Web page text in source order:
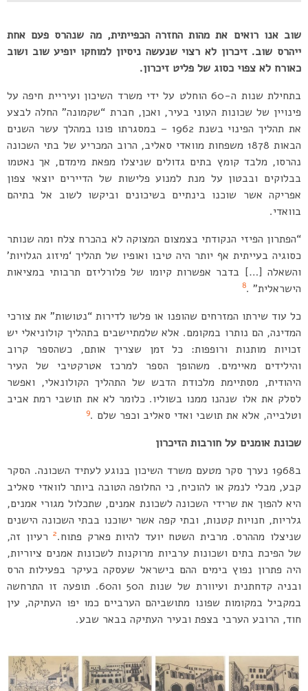
שוב אנו רואים את מהות החזרה הכפייתית, מה שנהרס פעם אחת
ייהרס שוב. זיכרון לא רצוי שנעשה ניסיון למוחקו יופיע שוב ושוב
כאורח לא צפוי כסוג של פליט זיכרון.
בתחילת שנות ה-60 הוחלט על ידי משרד השיכון ועיריית חיפה על
פינויין של שכונות העוני בעיר, ואכן, חברת “שקמונה” החלה לבצע
את תהליך הפינוי בשנת 1962 – במסגרתו פונו במהלך עשר השנים
הבאות 1878 משפחות מוואדי סאליב, הרוב המכריע של בתי השכונה
נהרסו, מלבד קומץ בתים גדולים שניצלו מפאת מימדם, אך נאטמו
בבלוקים ובבטון על מנת למנוע פלישות של הדיירים יוצאי צפון
אפריקה אשר שוכנו בינתיים בשיכונים וביקשו לשוב אל בתיהם
בוואדי.
“הפתרון הפיזי הנקודתי בצמצום המצוקה לא בהכרח צלח ומה שנותר
כסוגיה בעייתית אף יותר היה טיבו ואופיו של תהליך ‘מיזוג הגלויות’
והשאלה […] בדבר אפשרות קיומו של פלורליזם תרבותי במציאות
הישראלית” .8
כל עוד שירתו המזרחים שהופנו או פלשו לדירות “נטושות” את צורכי
המדינה, הם נותרו במקומם. אלא שלמתיישבים בתהליך קולוניאלי יש
זכויות מותנות ורופפות: כל זמן שצריך אותם, כשהספר קרוב
והילידים מאיימים. משהופך הספר למרכז אטרקטיבי של העיר
היהודית, מסתיימת מלכודת הדבש של התהליך הקולונאלי, ואפשר
לסלק את אלו שנהנו ממנו בשוליו. כלומר לא את תושבי רמת אביב
וטלבייה, אלא את תושבי ואדי סאליב וכפר שלם .9
שכונת אומנים על חורבות הזיכרון
ב1968 נערך סקר מטעם משרד השיכון בנוגע לעתיד השכונה. הסקר
קבע, מבלי לנמק או להוכיח, כי החלופה הטובה ביותר לוואדי סאליב
היא להפוך את שרידי השכונה לשכונת אמנים, שתכלול מגורי אמנים,
גלריות, חנויות קטנות, ובתי קפה אשר ישוכנו בבתי השכונה הישנים
שניצלו מההרס. מרבית השטח יועד להיות פארק פתוח.2רעיון זה,
של הפיכת בתים ושכונות ערביות מרוקנות לשכונות אמנים ציוריות,
היה פתרון נפוץ בימים ההם בישראל שעסקה בעיקר בפעילות הרס
ובניה קדחתנית ועיוורת של שנות ה50 וה60. תופעה זו התרחשה
במקביל במקומות שפונו מתושביהם הערביים כמו יפו העתיקה, עין
חוד, הרובע הערבי בצפת ובעיר העתיקה בבאר שבע.